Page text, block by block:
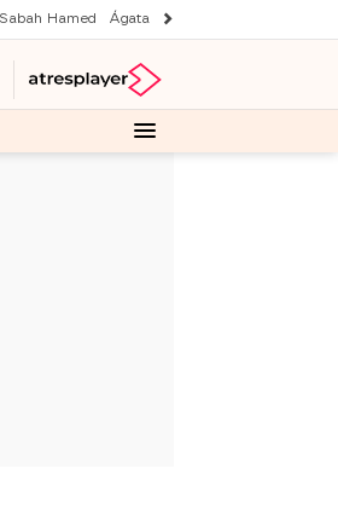
Sabah Hamed Ágata y Lola